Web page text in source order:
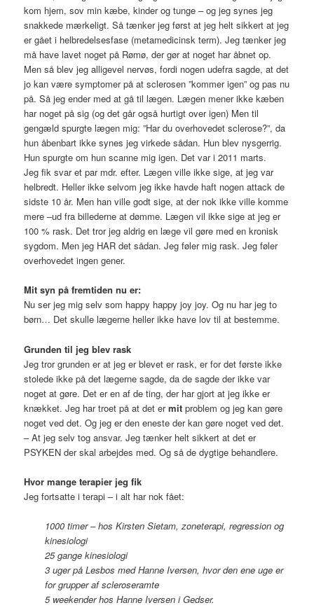
kom hjem, sov min kæbe, kinder og tunge – og jeg synes jeg
snakkede mærkeligt. Så tænker jeg først at jeg helt sikkert at jeg
er gået i helbredelsesfase (metamedicinsk term). Jeg tænker jeg
må have lavet noget på Rømø, der gør at noget har åbnet op.
Men så blev jeg alligevel nervøs, fordi nogen udefra sagde, at det
jo kan være symptomer på at sclerosen ”kommer igen” og pas nu
på. Så jeg ender med at gå til lægen. Lægen mener ikke kæben
har noget på sig (og det går også hurtigt over igen) Men til
gengæld spurgte lægen mig: ”Har du overhovedet sclerose?”, da
hun åbenbart ikke synes jeg virkede sådan. Hun blev nysgerrig.
Hun spurgte om hun scanne mig igen. Det var i 2011 marts.
Jeg fik svar et par mdr. efter. Lægen ville ikke sige, at jeg var
helbredt. Heller ikke selvom jeg ikke havde haft nogen attack de
sidste 10 år. Men han ville godt sige, at der nok ikke ville komme
mere –ud fra billederne at dømme. Lægen vil ikke sige at jeg er
100 % rask. Det tror jeg aldrig en læge vil gøre med en kronisk
sygdom. Men jeg HAR det sådan. Jeg føler mig rask. Jeg føler
overhovedet ingen gener.
Mit syn på fremtiden nu er:
Nu ser jeg mig selv som happy happy joy joy. Og nu har jeg to
børn… Det skulle lægerne heller ikke have lov til at bestemme.
Grunden til jeg blev rask
Jeg tror grunden er at jeg er blevet er rask, er for det første ikke
stolede ikke på det lægerne sagde, da de sagde der ikke var
noget at gøre. Det er en af de ting, der har gjort at jeg ikke er
knækket. Jeg har troet på at det ermit problem og jeg kan gøre
noget ved det. Og jeg er den eneste der kan gøre noget ved det.
– At jeg selv tog ansvar. Jeg tænker helt sikkert at det er
PSYKEN der skal arbejdes med. Og så de dygtige behandlere.
Hvor mange terapier jeg fik
Jeg fortsatte i terapi – i alt har nok fået:
1000 timer – hos Kirsten Sietam, zoneterapi, regression og
kinesiologi
25 gange kinesiologi
3 uger på Lesbos med Hanne Iversen, hvor den ene uge er
for grupper af scleroseramte
5 weekender hos Hanne Iversen i Gedser.